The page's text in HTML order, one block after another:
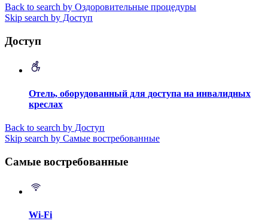
Back to search by Оздоровительные процедуры
Skip search by Доступ
Доступ
Отель, оборудованный для доступа на инвалидных
креслах
Back to search by Доступ
Skip search by Самые востребованные
Самые востребованные
Wi-Fi